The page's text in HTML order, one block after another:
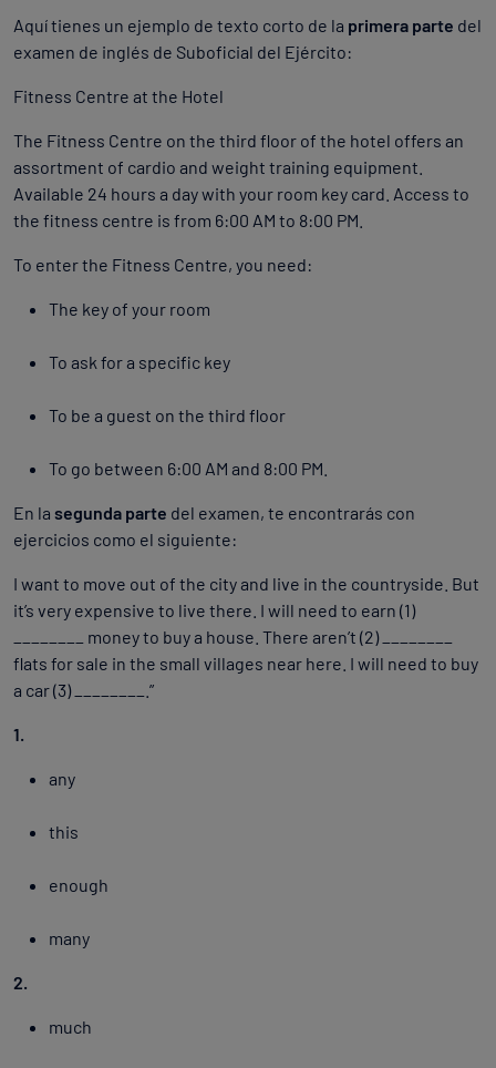
Aquí tienes un ejemplo de texto corto de la primera parte del
examen de inglés de Suboficial del Ejército:
Fitness Centre at the Hotel
The Fitness Centre on the third floor of the hotel offers an
assortment of cardio and weight training equipment.
Available 24 hours a day with your room key card. Access to
the fitness centre is from 6:00 AM to 8:00 PM.
To enter the Fitness Centre, you need:
The key of your room
To ask for a specific key
To be a guest on the third floor
To go between 6:00 AM and 8:00 PM.
En la segunda parte del examen, te encontrarás con
ejercicios como el siguiente:
I want to move out of the city and live in the countryside. But
it’s very expensive to live there. I will need to earn (1)
________ money to buy a house. There aren’t (2) ________
flats for sale in the small villages near here. I will need to buy
a car (3) ________.”
1.
any
this
enough
many
2.
much